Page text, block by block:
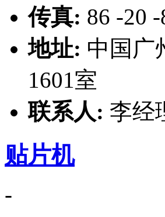
传真: 86 -20
地址: 中国广
1601室
联系人: 李经
贴片机
-